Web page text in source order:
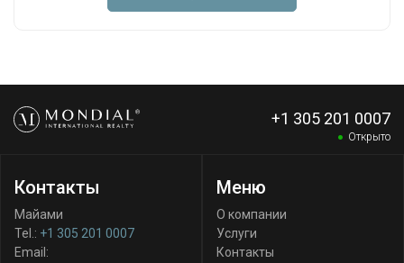
+1 305 201 0007
Открыто
Контакты
Майами
Tel.: +1 305 201 0007
Email:
Меню
О компании
Услуги
Контакты